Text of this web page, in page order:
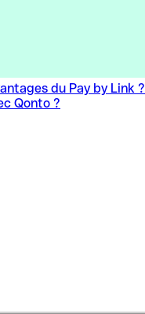
du Pay by Link ?
Qonto ?